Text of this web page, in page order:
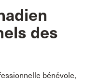
des
bénévole,